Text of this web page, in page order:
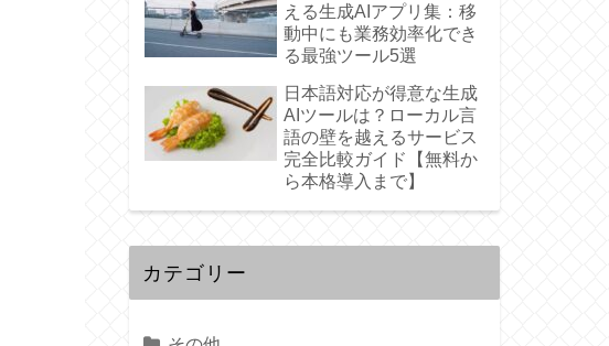
える生成AIアプリ集：移
動中にも業務効率化でき
る最強ツール5選
日本語対応が得意な生成
AIツールは？ローカル言
語の壁を越えるサービス
完全比較ガイド【無料か
ら本格導入まで】
カテゴリー